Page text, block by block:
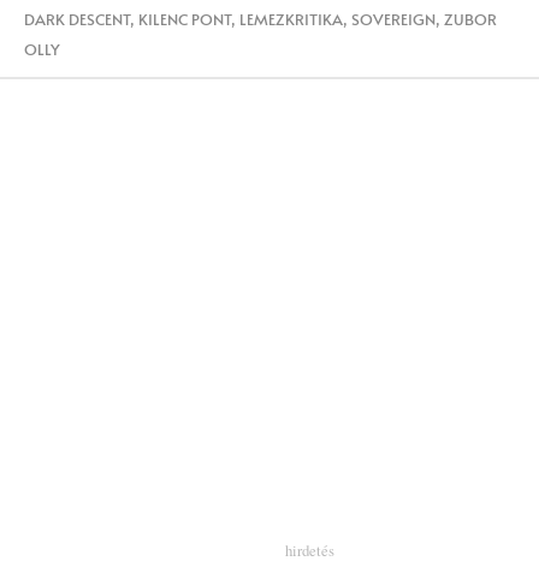
DARK DESCENT, KILENC PONT, LEMEZKRITIKA, SOVEREIGN, ZUBOR
OLLY